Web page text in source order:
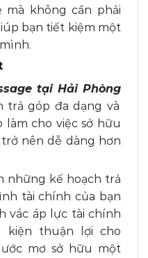
mà không cần phải
bạn tiết kiệm một
tại Hải Phòng
trả góp đa dạng và
làm cho việc sở hữu
nên dễ dàng hơn
những kế hoạch trả
tài chính của bạn
vác áp lực tài chính
kiện thuận lợi cho
mơ sở hữu một